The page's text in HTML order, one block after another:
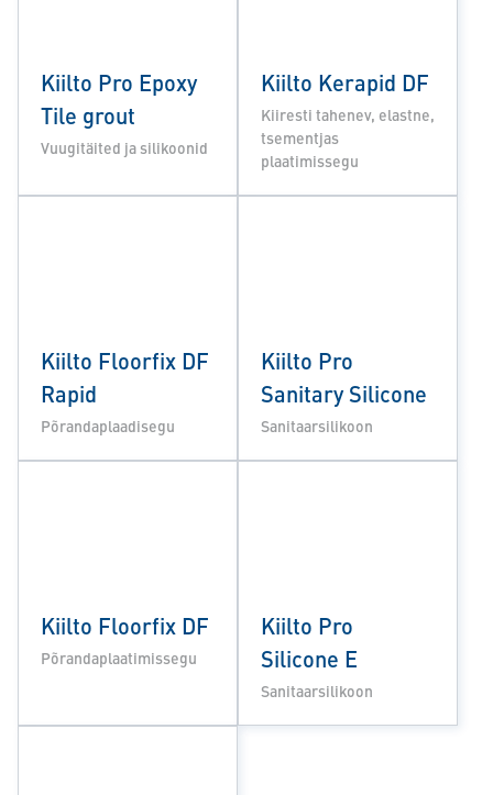
Kiilto Pro Epoxy
Tile grout
Vuugitäited ja silikoonid
Kiilto Kerapid DF
Kiiresti tahenev, elastne,
tsementjas
plaatimissegu
Kiilto Floorfix DF
Rapid
Põrandaplaadisegu
Kiilto Pro
Sanitary Silicone
Sanitaarsilikoon
Kiilto Floorfix DF
Põrandaplaatimissegu
Kiilto Pro
Silicone E
Sanitaarsilikoon